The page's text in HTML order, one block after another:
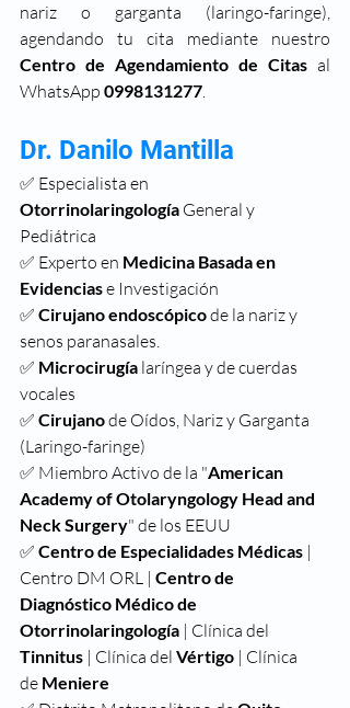
nariz o garganta (laringo-faringe),
Centro de Agendamiento de Citas al
WhatsApp 0998131277.
Dr. Danilo Mantilla
✅ Especialista en
Otorrinolaringología General y
Pediátrica
✅ Experto en Medicina Basada en
Evidencias e Investigación
✅ Cirujano endoscópico de la nariz y
senos paranasales.
✅ Microcirugía laríngea y de cuerdas
vocales
✅ Cirujano de Oídos, Nariz y Garganta
(Laringo-faringe)
✅ Miembro Activo de la "American
Academy of Otolaryngology Head and
Neck Surgery" de los EEUU
✅ Centro de Especialidades Médicas |
Centro DM ORL | Centro de
Diagnóstico Médico de
Otorrinolaringología | Clínica del
Tinnitus | Clínica del Vértigo | Clínica
de Meniere